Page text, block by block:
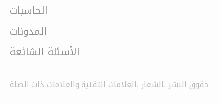
الحاسبات
المدونات
الأسئلة الشائعة
حقوق النشر ،الشعار ،العلامات التقنية والعلامات ذات الصلة